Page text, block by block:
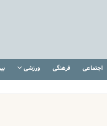
اجتماعی فرهنگی ورزشی